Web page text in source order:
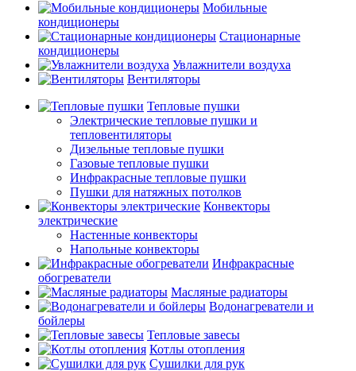
Мобильные
кондиционеры
Стационарные
кондиционеры
Увлажнители воздуха
Вентиляторы
Тепловые пушки
Электрические тепловые пушки и
тепловентиляторы
Дизельные тепловые пушки
Газовые тепловые пушки
Инфракрасные тепловые пушки
Пушки для натяжных потолков
Конвекторы
электрические
Настенные конвекторы
Напольные конвекторы
Инфракрасные
обогреватели
Масляные радиаторы
Водонагреватели и
бойлеры
Тепловые завесы
Котлы отопления
Сушилки для рук